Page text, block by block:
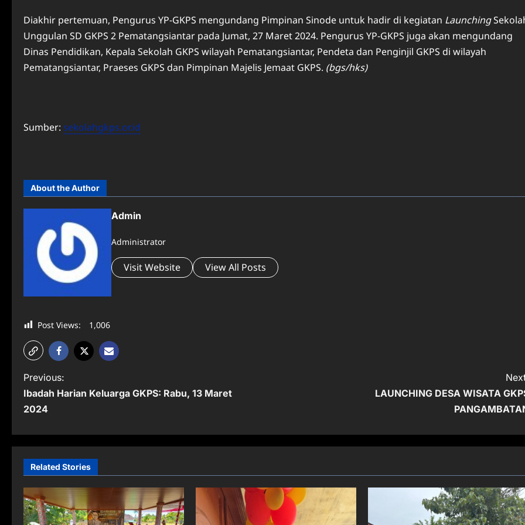
Diakhir pertemuan, Pengurus YP-GKPS mengundang Pimpinan Sinode untuk hadir di kegiatan Launching
Unggulan SD GKPS 2 Pematangsiantar pada Jumat, 27 Maret 2024. Pengurus YP-GKPS juga akan mengundang
Dinas Pendidikan, Kepala Sekolah GKPS wilayah Pematangsiantar, Pendeta dan Penginjil GKPS di wilayah
Pematangsiantar, Praeses GKPS dan Pimpinan Majelis Jemaat GKPS. (bgs/hks)
Sumber: sekolahgkps.or.id
About the Author
Admin
Administrator
Visit Website View All Posts
Post Views: 1,006
P
o
t
n
a
v
Previous:
Ibadah Harian Keluarga GKPS: Rabu, 13 Maret
2024
LAUNCHING DESA WISATA
Related Stories